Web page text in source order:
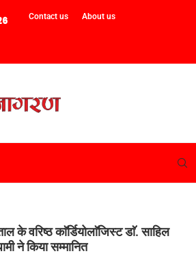
Contact us About us
के वरिष्ठ काॅर्डियोलाॅजिस्ट डाॅ. साहिल
ने किया सम्मानित